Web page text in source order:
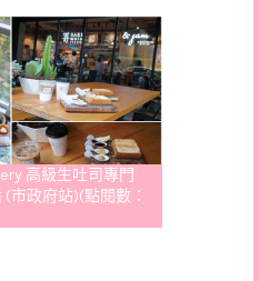
高級生吐司專門
市政府站)(點閱數：